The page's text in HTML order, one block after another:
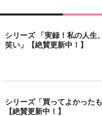
シリーズ 「実録！私の人生
笑い」【絶賛更新中！】
シリーズ「買ってよかったも
【絶賛更新中！】